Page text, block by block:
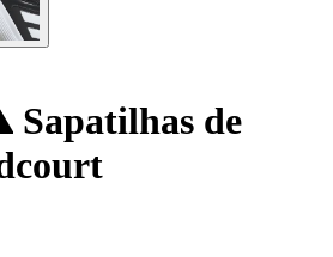
Sapatilhas de